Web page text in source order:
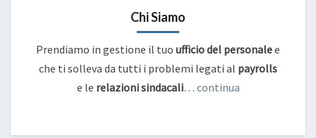
Chi Siamo
Prendiamo in gestione il tuo ufficio del personalee
che ti solleva da tutti i problemi legati al payrolls
e le relazioni sindacali… continua